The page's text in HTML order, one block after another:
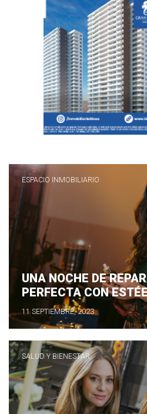
ESPACIO INMOBILIARIO
UNA NOCHE DE
PERFECTA CON
11 SEPTIEMBRE, 2023
SALUD Y BIENESTAR